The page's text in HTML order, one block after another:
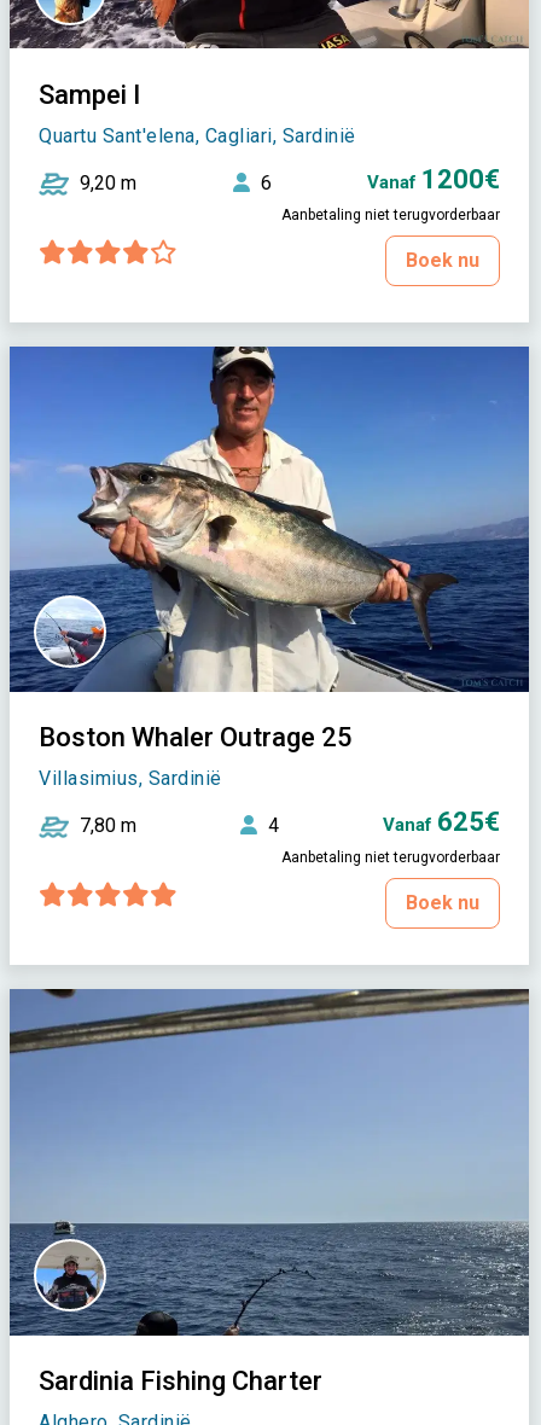
Sampei I
Quartu Sant'elena, Cagliari, Sardinië
9,20 m 6 Vanaf 1200€
Aanbetaling niet terugvorderbaar
Boek nu
Boston Whaler Outrage 25
Villasimius, Sardinië
7,80 m 4 Vanaf 625€
Aanbetaling niet terugvorderbaar
Boek nu
Sardinia Fishing Charter